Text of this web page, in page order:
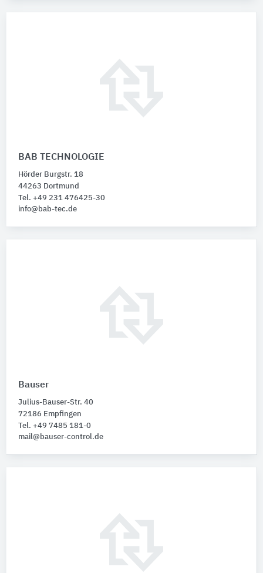
BAB TECHNOLOGIE
Hörder Burgstr. 18
44263 Dortmund
Tel. +49 231 476425-30
info@bab-tec.de
Bauser
Julius-Bauser-Str. 40
72186 Empfingen
Tel. +49 7485 181-0
mail@bauser-control.de